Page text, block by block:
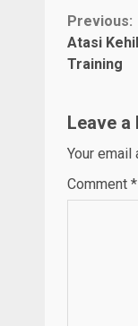
Previous:
Atasi
Training
Leave a
Your
Comment *